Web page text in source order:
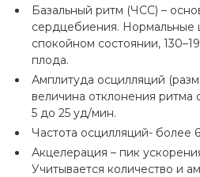
Базальный ритм (ЧСС) –
сердцебиения. Нормальные
спокойном состоянии,
плода.
Амплитуда осцилляций
величина отклонения ритма
5 до 25 уд/мин.
Частота осцилляций- более
Акцелерация – пик
Учитывается количество и